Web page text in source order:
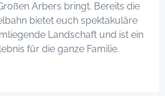
Arbers bringt. Bereits die
bietet euch spektakuläre
Landschaft und ist ein
für die ganze Familie.